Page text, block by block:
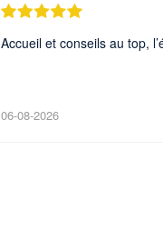
Accueil et conseils au top,
06-08-2026